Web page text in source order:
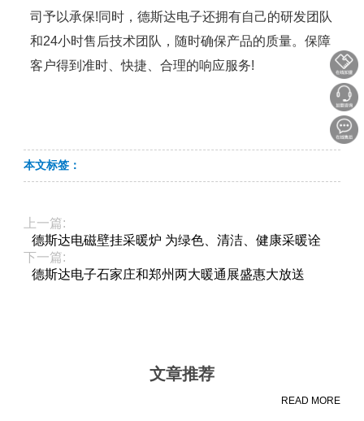
司予以承保!同时，德斯达电子还拥有自己的研发团队
和24小时售后技术团队，随时确保产品的质量。保障
客户得到准时、快捷、合理的响应服务!
本文标签：
上一篇:
德斯达电磁壁挂采暖炉 为绿色、清洁、健康采暖诠
下一篇:
德斯达电子石家庄和郑州两大暖通展盛惠大放送
文章推荐
READ MORE